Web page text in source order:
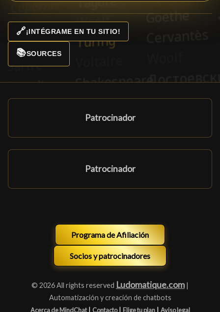
🔗¡INTÉGRAME EN TU SITIO!
📚SOURCES
Patrocinador
Patrocinador
Programa de Afiliación
Socios y patrocinadores
© 2026 All rights reserved Ludomatique.com |
Automatización y creación de chatbots
Acerca de MindChat | Contacto | Elige tu plan | Aviso legal